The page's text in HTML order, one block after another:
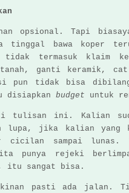
opsional. Tapi
tinggal bawa koper
tidak termasuk klaim
tanah, ganti keramik,
pun tidak bisa dibilang
disiapkan budget untuk
tulisan ini. Kalian
lupa, jika kalian yang
cicilan sampai lunas.
punya rejeki
itu sangat bisa.
pasti ada jalan.